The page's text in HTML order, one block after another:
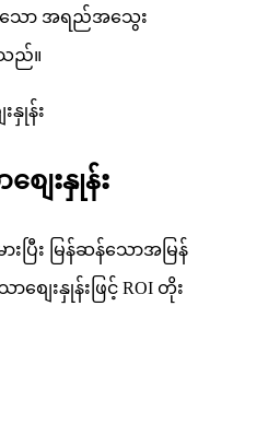
သော အရည်အသွေး
သည်။
ေးနှုန်း
ပြီး မြန်ဆန်သောအမြန်
စျေးနှုန်းဖြင့် ROI တိုး